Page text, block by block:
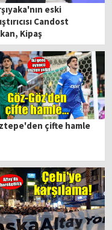
eski
Candost
Kipaş
anlaştı
çifte hamle